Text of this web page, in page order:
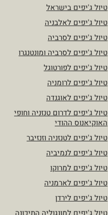
טיול ג'יפים בישראל
טיול ג'יפים לאלבניה
טיול ג'יפים לסרביה
טיול ג'יפים לסרביה ומונטנגרו
טיול ג'יפים לפורטוגל
טיול ג'יפים לרומניה
טיול ג'יפים לאוגנדה
טיול ג'יפים לדרום טנזניה וחופי
האוקיאנוס ההודי
טיול ג'יפים לטנזניה וזנזיבר
טיול ג'יפים לנמיביה
טיול ג'יפים למרוקו
טיול ג'יפים לארמניה
טיול ג'יפים לירדן